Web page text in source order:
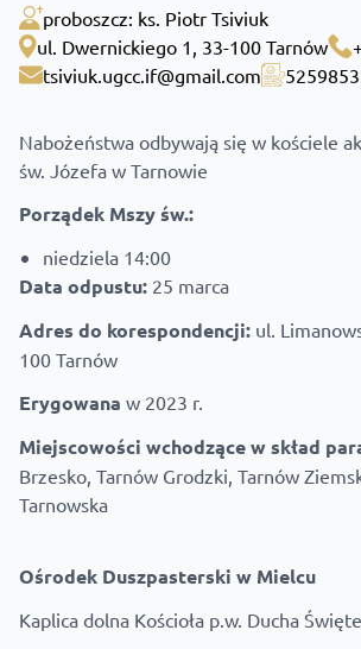
proboszcz: ks. Piotr Tsiviuk
ul. Dwernickiego 1, 33-100 Tarnów
tsiviuk.ugcc.if@gmail.com
Nabożeństwa odbywają się w kościele
św. Józefa w Tarnowie
Porządek Mszy św.:
niedziela 14:00
Data odpustu: 25 marca
Adres do korespondencji: ul.
100 Tarnów
Erygowana w 2023 r.
Miejscowości wchodzące w skład
Brzesko, Tarnów Grodzki, Tarnów
Tarnowska
Ośrodek Duszpasterski w Mielcu
Kaplica dolna Kościoła p.w. Ducha